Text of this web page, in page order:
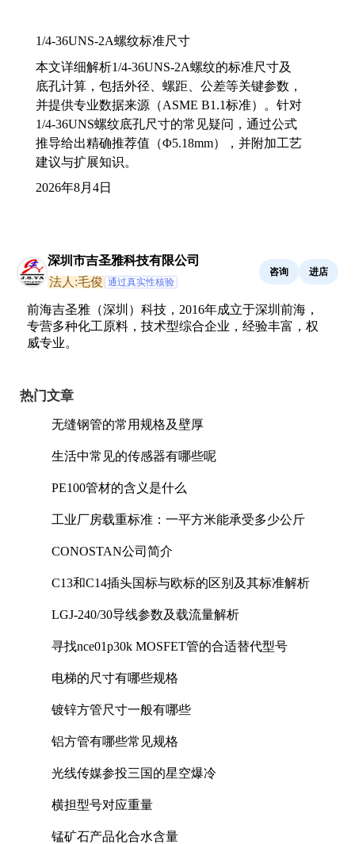
1/4-36UNS-2A螺纹标准尺寸
本文详细解析1/4-36UNS-2A螺纹的标准尺寸及
底孔计算，包括外径、螺距、公差等关键参数，
并提供专业数据来源（ASME B1.1标准）。针对
1/4-36UNS螺纹底孔尺寸的常见疑问，通过公式
推导给出精确推荐值（Φ5.18mm），并附加工艺
建议与扩展知识。
2026年8月4日
深圳市吉圣雅科技有限公司
法人:毛俊 通过真实性核验
咨询 进店
前海吉圣雅（深圳）科技，2016年成立于深圳前海，
专营多种化工原料，技术型综合企业，经验丰富，权
威专业。
热门文章
无缝钢管的常用规格及壁厚
生活中常见的传感器有哪些呢
PE100管材的含义是什么
工业厂房载重标准：一平方米能承受多少公斤
CONOSTAN公司简介
C13和C14插头国标与欧标的区别及其标准解析
LGJ-240/30导线参数及载流量解析
寻找nce01p30k MOSFET管的合适替代型号
电梯的尺寸有哪些规格
镀锌方管尺寸一般有哪些
铝方管有哪些常见规格
光线传媒参投三国的星空爆冷
横担型号对应重量
锰矿石产品化合水含量